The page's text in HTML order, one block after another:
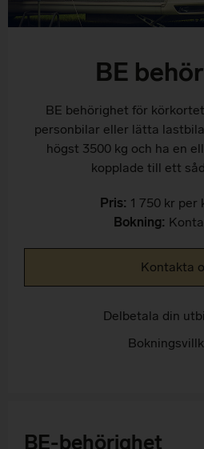
BE
BE behörighet för
personbilar eller lätta
högst 3500 kg och ha en
kopplade till ett
Pris: 1 750 kr per
Bokning:
Kontakta
Delbetala din
BE-behörighet